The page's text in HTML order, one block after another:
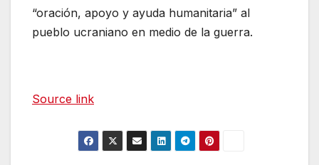
“oración, apoyo y ayuda humanitaria” al
pueblo ucraniano en medio de la guerra.
Source link